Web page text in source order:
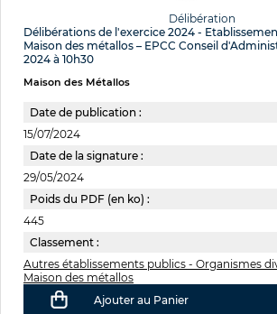
Délibération
Délibérations de l'exercice 2024 -
Maison des métallos – EPCC Conseil
2024 à 10h30
Maison des Métallos
Date de publication :
15/07/2024
Date de la signature :
29/05/2024
Poids du PDF (en ko) :
445
Classement :
Autres établissements publics - Organismes
Maison des métallos
Ajouter au Panier